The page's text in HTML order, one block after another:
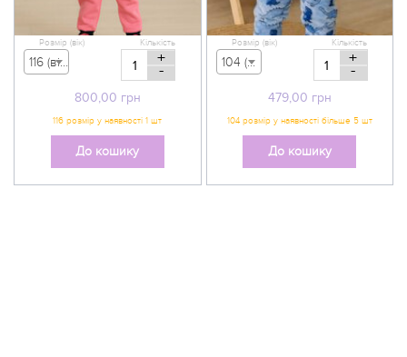
800,00 грн
Розмір (вік)
116 (вік 5-6 р) - 800,00 грн
Кількість
+
-
До кошику
479,00 грн
Розмір (вік)
104 (вік 3-4 р) - 479,00 грн
Кількість
+
-
До кошику